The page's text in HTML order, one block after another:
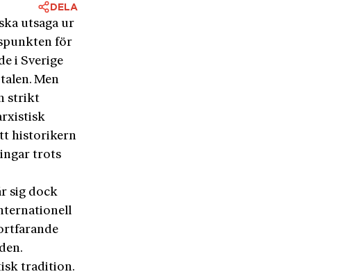
DELA
utsaga ur
för
i Sverige
Men
strikt
historikern
trots
sig dock
tradition.